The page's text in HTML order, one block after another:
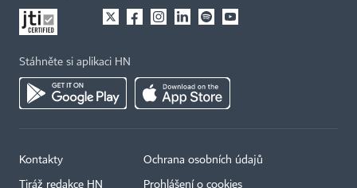
Stáhněte si aplikaci HN
Kontakty
Tiráž redakce HN
Ochrana osobních údajů
Prohlášení o cookies